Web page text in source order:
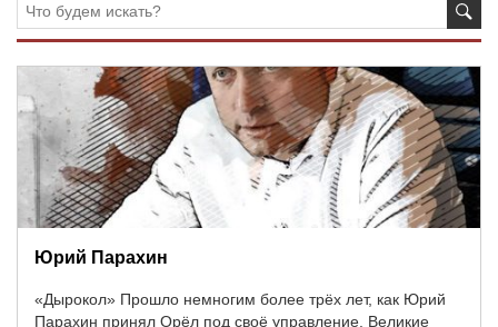
Юрий Парахин
«Дырокол» Прошло немногим более трёх лет, как Юрий
Парахин принял Орёл под своё управление. Великие